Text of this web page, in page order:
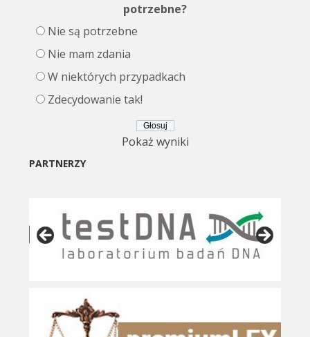
potrzebne?
Nie są potrzebne
Nie mam zdania
W niektórych przypadkach
Zdecydowanie tak!
Pokaż wyniki
PARTNERZY